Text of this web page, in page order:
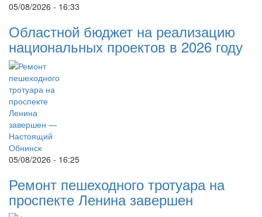
05/08/2026 - 16:33
Областной бюджет на реализацию
национальных проектов в 2026 году
05/08/2026 - 16:25
Ремонт пешеходного тротуара на
проспекте Ленина завершен